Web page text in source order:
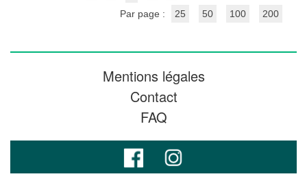
Par page :
25 50 100 200
Mentions légales
Contact
FAQ